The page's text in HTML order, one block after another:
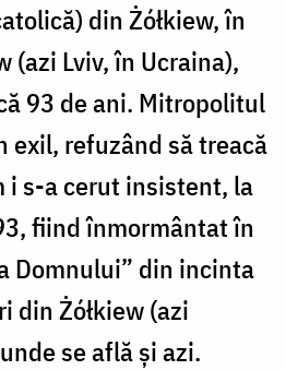
din Żółkiew, în
(azi Lviv, în Ucraina),
93 de ani. Mitropolitul
exil, refuzând să treacă
i s-a cerut insistent, la
fiind înmormântat în
Domnului” din incinta
din Żółkiew (azi
se află și azi.